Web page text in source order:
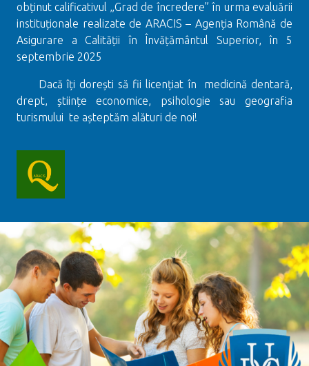
obținut calificativul „Grad de încredere” în urma evaluării
instituționale realizate de ARACIS – Agenția Română de
Asigurare a Calității în Învățământul Superior, în 5
septembrie 2025
Dacă îți dorești să fii licențiat în medicină dentară,
drept, științe economice, psihologie sau geografia
turismului te așteptăm alături de noi!